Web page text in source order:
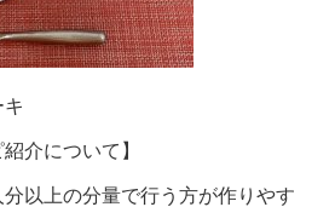
キ
介について】
分以上の分量で行う方が作りやす